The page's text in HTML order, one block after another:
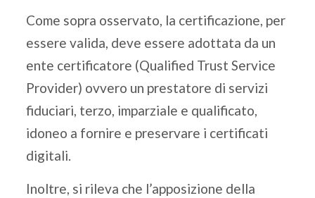
Come sopra osservato, la certificazione, per
essere valida, deve essere adottata da un
ente certificatore (Qualified Trust Service
Provider) ovvero un prestatore di servizi
fiduciari, terzo, imparziale e qualificato,
idoneo a fornire e preservare i certificati
digitali.
Inoltre, si rileva che l’apposizione della